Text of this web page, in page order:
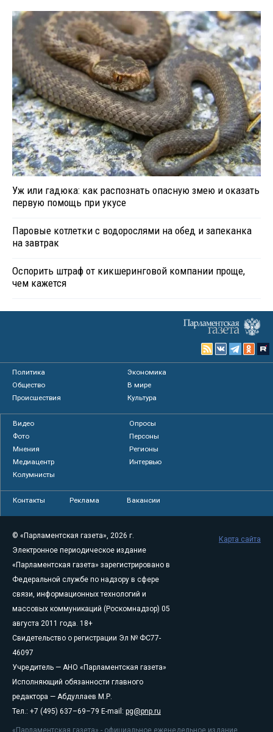
Уж или гадюка: как распознать опасную змею и оказать
первую помощь при укусе
Паровые котлетки с водорослями на обед и запеканка
на завтрак
Оспорить штраф от кикшеринговой компании проще,
чем кажется
Политика
Экономика
Общество
В мире
Происшествия
Культура
Видео
Опросы
Фото
Персоны
Мнения
Регионы
Медиацентр
Интервью
Колумнисты
Контакты Реклама Вакансии
© «Парламентская газета», 2026 г.
Электронное периодическое издание
«Парламентская газета» зарегистрировано в
Федеральной службе по надзору в сфере
связи, информационных технологий и
массовых коммуникаций (Роскомнадзор) 05
августа 2011 года. 18+
Свидетельство о регистрации Эл № ФС77-
46097
Учредитель — АНО «Парламентская газета»
Исполняющий обязанности главного
редактора — Абдуллаев М.Р.
Тел.: +7 (495) 637–69–79 E-mail: pg@pnp.ru
«Парламентская газета» - официальное еженедельное издание
Карта сайта